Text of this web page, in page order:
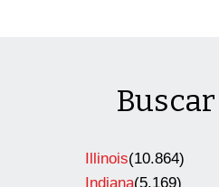
Illinois(10.864)
Indiana(5.169)